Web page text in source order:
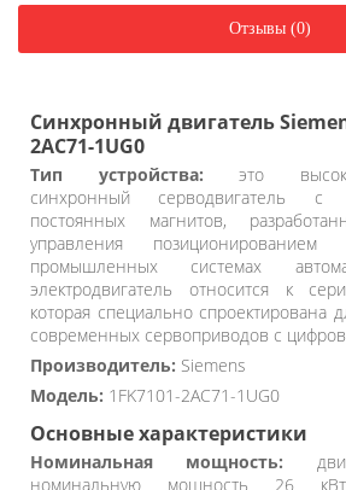
Отзывы (0)
Синхронный двигатель
2AC71-1UG0
Тип устройства: это
синхронный серводвигатель с
постоянных магнитов,
управления
промышленных системах
электродвигатель относится к
которая специально спроектирована
современных сервоприводов с
Производитель: Siemens
Модель: 1FK7101-2AC71-1UG0
Основные характеристики
Номинальная мощность:
номинальную мощность 26